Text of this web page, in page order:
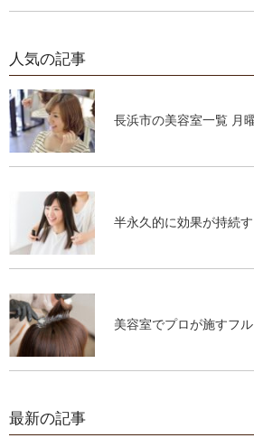
人気の記事
長浜市の美容室一覧 月
半永久的に効果が持続す
美容室でプロが施すフ
最新の記事